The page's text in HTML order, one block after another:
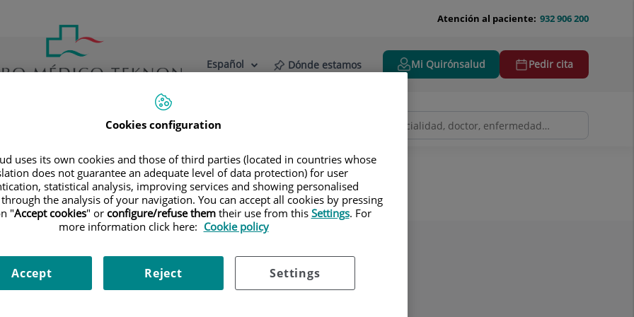
932 906 200
Atención al paciente:
Selector
Idioma
Español Dónde estamos Mi Quirónsalud Pedir cita
Actualidad Blog
Cookies configuration
uses its own cookies and those of third parties (located in countries whose
does not guarantee an adequate level of data protection) for user
statistical analysis, improving services and showing personalised
the analysis of your navigation. You can accept all cookies by pressing
"Accept cookies" or configure/refuse themtheir use from this Settings. For
more information click here: Cookie policy
Settings
Reject
Accept